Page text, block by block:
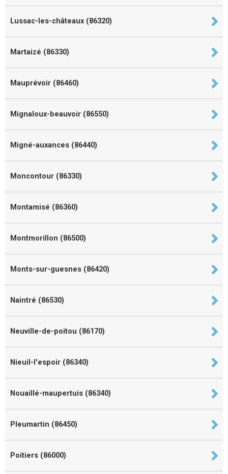
Lussac-les-châteaux (86320)
Martaizé (86330)
Mauprévoir (86460)
Mignaloux-beauvoir (86550)
Migné-auxances (86440)
Moncontour (86330)
Montamisé (86360)
Montmorillon (86500)
Monts-sur-guesnes (86420)
Naintré (86530)
Neuville-de-poitou (86170)
Nieuil-l'espoir (86340)
Nouaillé-maupertuis (86340)
Pleumartin (86450)
Poitiers (86000)